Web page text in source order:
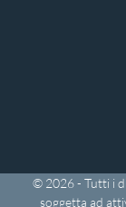
© 2026 - Tutti i
soggetta ad